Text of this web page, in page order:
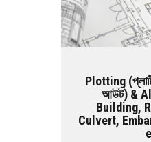
Plotting
আউট) &
Building,
Culvert,